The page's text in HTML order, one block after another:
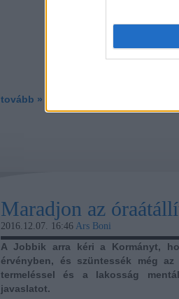
tovább »
Maradjon az
2016.12.07. 16:46 Ars Boni
A Jobbik arra kéri a Kormányt,
érvényben, és szüntessék még
termeléssel és a lakosság
javaslatot.